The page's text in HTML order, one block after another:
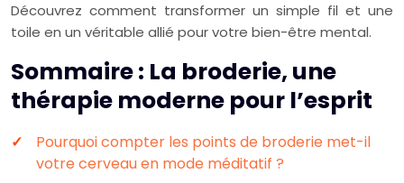
Découvrez comment transformer un simple fil et une
toile en un véritable allié pour votre bien-être mental.
Sommaire : La broderie, une
thérapie moderne pour l’esprit
Pourquoi compter les points de broderie met-il
votre cerveau en mode méditatif ?